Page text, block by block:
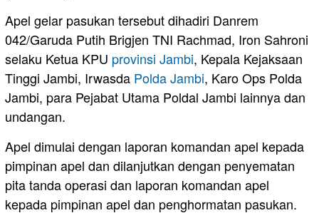
Apel gelar pasukan tersebut dihadiri Danrem
042/Garuda Putih Brigjen TNI Rachmad, Iron Sahroni
selaku Ketua KPU provinsi Jambi, Kepala Kejaksaan
Tinggi Jambi, Irwasda Polda Jambi, Karo Ops Polda
Jambi, para Pejabat Utama Poldal Jambi lainnya dan
undangan.
Apel dimulai dengan laporan komandan apel kepada
pimpinan apel dan dilanjutkan dengan penyematan
pita tanda operasi dan laporan komandan apel
kepada pimpinan apel dan penghormatan pasukan.